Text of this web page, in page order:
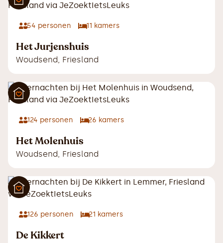
54 personen 11 kamers
Het Jurjenshuis
Woudsend, Friesland
124 personen 26 kamers
Het Molenhuis
Woudsend, Friesland
126 personen 21 kamers
De Kikkert